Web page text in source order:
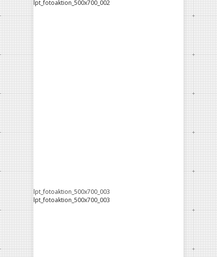
lpt_fotoaktion_500x700_002
lpt_fotoaktion_500x700_003
lpt_fotoaktion_500x700_003